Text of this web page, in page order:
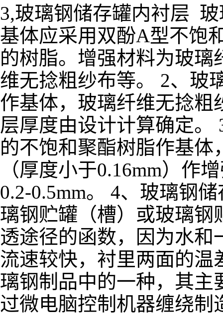
3,玻璃钢储存罐内衬层
基体应采用双酚A型不饱
的树脂。增强材料为玻
维无捻粗纱布等。 2、玻
作基体，玻璃纤维无捻粗
层厚度由设计计算确定
的不饱和聚酯树脂作基
（厚度小于0.16mm）作
0.2-0.5mm。 4、玻璃钢
璃钢贮罐（槽）或玻璃钢
透途径的函数，因为水
流速较快，衬里两面的
璃钢制品中的一种，其主
过微电脑控制机器缠绕制